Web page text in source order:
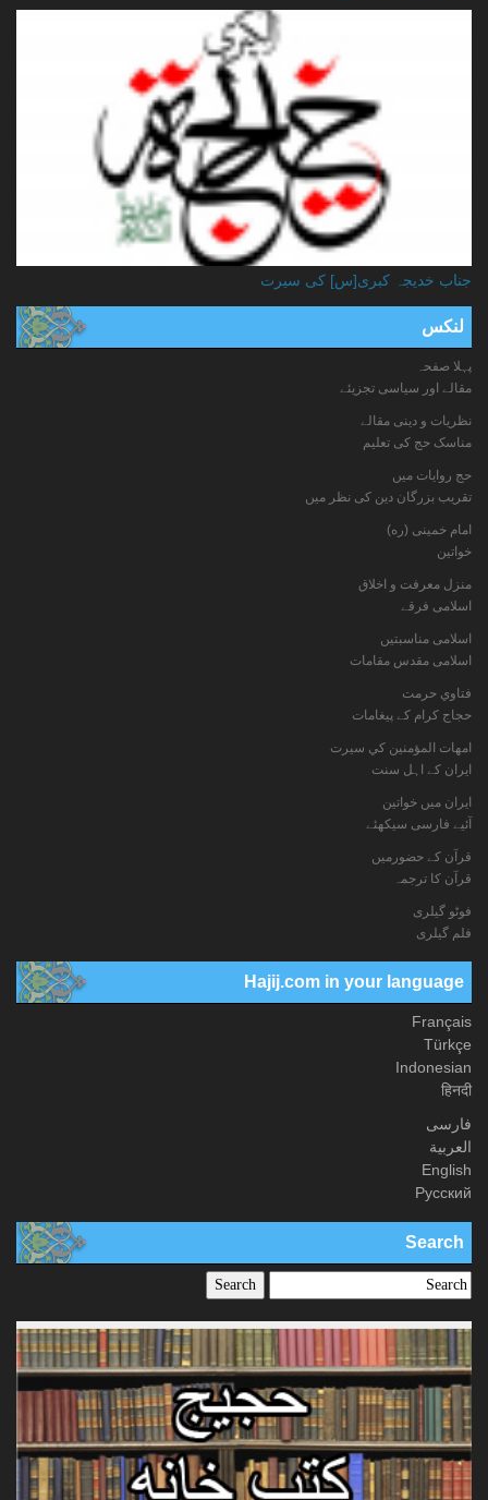
جناب خدیجہ کبری[س] کی سیرت
لنکس
پہلا صفحہ
مقالے اور سیاسی تجزیئے
نظریات و دینی مقالے
مناسک حج کی تعلیم
حج روایات میں
تقریب بزرگان دین کی نظر میں
امام خمینی (ره)
خواتين
منزل معرفت و اخلاق
اسلامی فرقے
اسلامی مناسبتیں
اسلامی مقدس مقامات
فتاوي حرمت
حجاج کرام کے پیغامات
امهات المؤمنين كي سيرت
ایران کے اہل سنت
ایران میں خواتین
آئیے فارسی سیکھئے
قرآن کے حضورمیں
قرآن کا ترجمہ
فوٹو گيلری
فلم گیلری
Hajij.com in your language
Français
Türkçe
Indonesian
हिनदी
فارسی
العربیة
English
Русский
Search